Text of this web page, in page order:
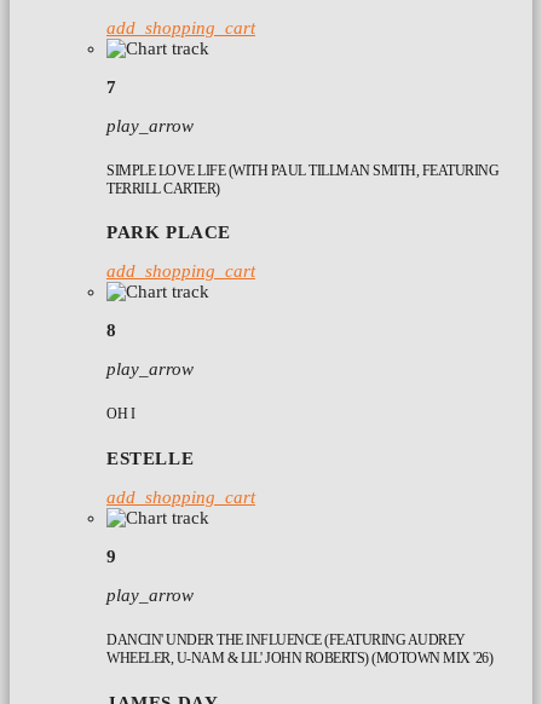
add_shopping_cart
7
play_arrow
SIMPLE LOVE LIFE (WITH PAUL TILLMAN SMITH, FEATURING
TERRILL CARTER)
PARK PLACE
add_shopping_cart
8
play_arrow
OH I
ESTELLE
add_shopping_cart
9
play_arrow
DANCIN' UNDER THE INFLUENCE (FEATURING AUDREY
WHEELER, U-NAM & LIL' JOHN ROBERTS) (MOTOWN MIX '26)